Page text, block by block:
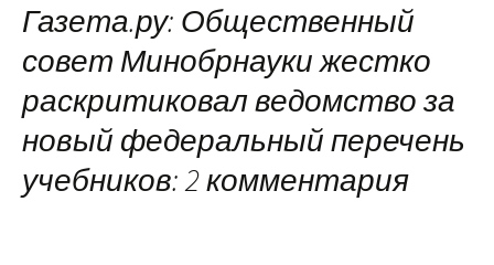
Газета.ру: Общественный
совет Минобрнауки жестко
раскритиковал ведомство за
новый федеральный перечень
учебников: 2 комментария